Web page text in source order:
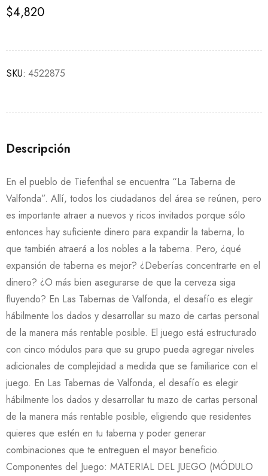
$4,820
SKU: 4522875
Descripción
En el pueblo de Tiefenthal se encuentra “La Taberna de
Valfonda”. Allí, todos los ciudadanos del área se reúnen, pero
es importante atraer a nuevos y ricos invitados porque sólo
entonces hay suficiente dinero para expandir la taberna, lo
que también atraerá a los nobles a la taberna. Pero, ¿qué
expansión de taberna es mejor? ¿Deberías concentrarte en el
dinero? ¿O más bien asegurarse de que la cerveza siga
fluyendo? En Las Tabernas de Valfonda, el desafío es elegir
hábilmente los dados y desarrollar su mazo de cartas personal
de la manera más rentable posible. El juego está estructurado
con cinco módulos para que su grupo pueda agregar niveles
adicionales de complejidad a medida que se familiarice con el
juego. En Las Tabernas de Valfonda, el desafío es elegir
hábilmente los dados y desarrollar tu mazo de cartas personal
de la manera más rentable posible, eligiendo que residentes
quieres que estén en tu taberna y poder generar
combinaciones que te entreguen el mayor beneficio.
Componentes del Juego: MATERIAL DEL JUEGO (MÓDULO